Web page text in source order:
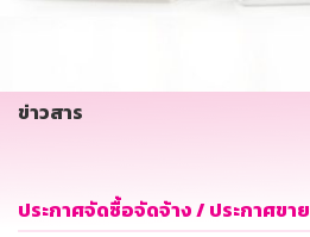
ข่าวสาร
ประกาศจัดซื้อจัดจ้าง / ประกาศขาย